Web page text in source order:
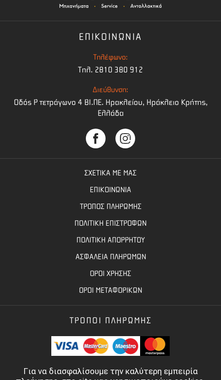
Για να διασφαλίσουμε την καλύτερη εμπειρία
ΕΠΙΚΟΙΝΩΝΙΑ
Τηλέφωνο:
Τηλ. 2810 380 912
Διεύθυνση:
Οδός Ρ τετράγωνο 4 BI.ΠΕ. Ηρακλείου, Ηράκλειο Κρήτης,
Ελλάδα
ΣΧΕΤΙΚΑ ΜΕ ΜΑΣ
ΕΠΙΚΟΙΝΩΝΙΑ
ΤΡΟΠΟΣ ΠΛΗΡΩΜΗΣ
ΠΟΛΙΤΙΚΗ ΕΠΙΣΤΡΟΦΩΝ
ΠΟΛΙΤΙΚΗ ΑΠΟΡΡΗΤΟΥ
ΑΣΦΑΛΕΙΑ ΠΛΗΡΩΜΩΝ
ΟΡΟΙ ΧΡΗΣΗΣ
ΟΡΟΙ ΜΕΤΑΦΟΡΙΚΩΝ
ΤΡΟΠΟΙ ΠΛΗΡΩΜΗΣ